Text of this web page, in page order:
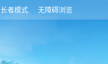
无障碍浏览
长者模式